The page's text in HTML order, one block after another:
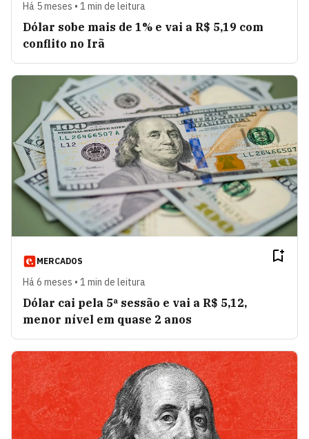
Há 5 meses • 1 min de leitura
Dólar sobe mais de 1% e vai a R$ 5,19 com
conflito no Irã
MERCADOS
Há 6 meses • 1 min de leitura
Dólar cai pela 5ª sessão e vai a R$ 5,12,
menor nível em quase 2 anos